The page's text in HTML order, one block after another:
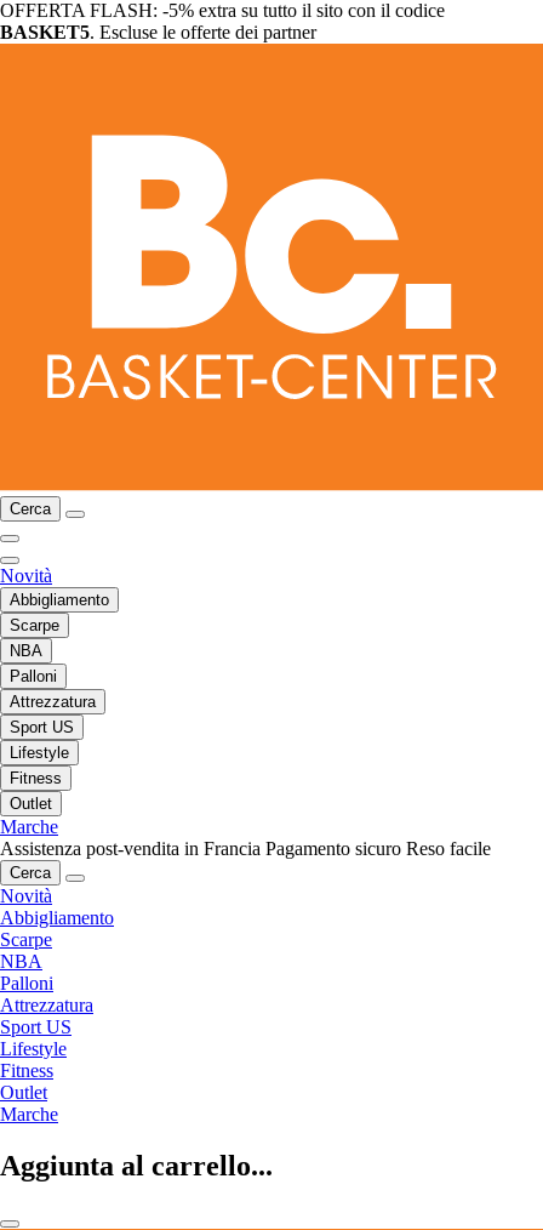
OFFERTA FLASH: -5% extra su tutto il sito con il codice
BASKET5. Escluse le offerte dei partner
Cerca
Novità
Abbigliamento
Scarpe
NBA
Palloni
Attrezzatura
Sport US
Lifestyle
Fitness
Outlet
Marche
Assistenza post-vendita in Francia Pagamento sicuro Reso facile
Cerca
Novità
Abbigliamento
Scarpe
NBA
Palloni
Attrezzatura
Sport US
Lifestyle
Fitness
Outlet
Marche
Aggiunta al carrello...